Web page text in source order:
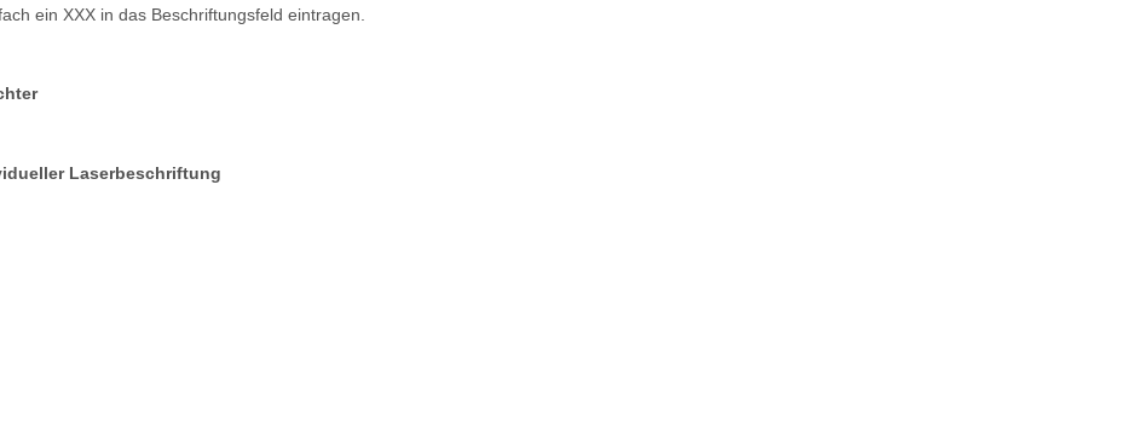
ein XXX in das Beschriftungsfeld eintragen.
Laserbeschriftung